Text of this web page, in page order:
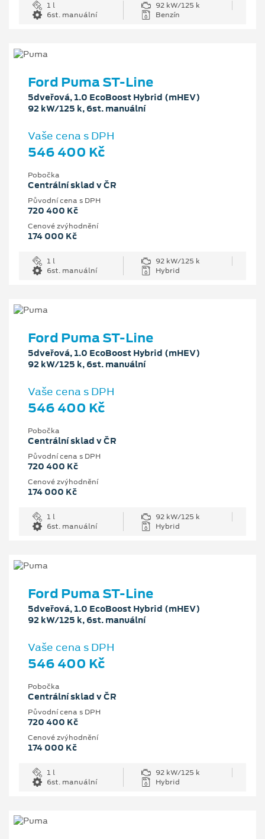
1 l
92 kW/125 k
6st. manuální
Benzín
Ford Puma ST-Line
5dveřová, 1.0 EcoBoost Hybrid (mHEV)
92 kW/125 k, 6st. manuální
Vaše cena s DPH
546 400 Kč
Pobočka
Centrální sklad v ČR
Původní cena s DPH
720 400 Kč
Cenové zvýhodnění
174 000 Kč
1 l
92 kW/125 k
6st. manuální
Hybrid
Ford Puma ST-Line
5dveřová, 1.0 EcoBoost Hybrid (mHEV)
92 kW/125 k, 6st. manuální
Vaše cena s DPH
546 400 Kč
Pobočka
Centrální sklad v ČR
Původní cena s DPH
720 400 Kč
Cenové zvýhodnění
174 000 Kč
1 l
92 kW/125 k
6st. manuální
Hybrid
Ford Puma ST-Line
5dveřová, 1.0 EcoBoost Hybrid (mHEV)
92 kW/125 k, 6st. manuální
Vaše cena s DPH
546 400 Kč
Pobočka
Centrální sklad v ČR
Původní cena s DPH
720 400 Kč
Cenové zvýhodnění
174 000 Kč
1 l
92 kW/125 k
6st. manuální
Hybrid